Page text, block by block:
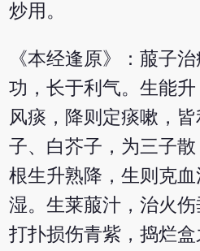
炒用。
《本经逢原》：菔子
功，长于利气。生能
风痰，降则定痰嗽，
子、白芥子，为三子
根生升熟降，生则克
湿。生莱菔汁，治火伤
打扑损伤青紫，捣烂